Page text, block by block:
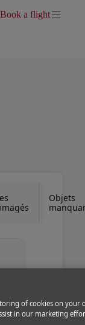
| S’inscrire)
Book a flight
Objets
of cookies on your
in our marketing